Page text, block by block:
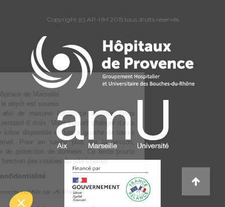
Copyright (c) AP-HM 2015 tous droits reservés
L’Assistance publique Hôpitaux de Marseille
utilise des cookies dont le dépôt est soumis
à votre consentement afin de mesurer
l’audience du site. Nous conservons votre choix pendant 6 mois. Vous
pouvez changer d’avis à tout moment via notre icône disponible en
bas à gauche de toutes les pages du site internet. Pour en savoir plus
sur la gestion, consulter notre Politique de protection de données. Ce
texte pourra être amené à évoluer en fonction des cookies du site
internet.
Lire la politique de confidentialité
Consentements certifiés par